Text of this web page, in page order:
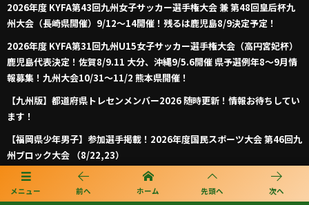
メニュー 前へ ホーム 先頭へ 次へ
2026年度 KYFA第43回九州女子サッカー選手権大会 兼 第48回皇后杯九
州大会（長崎県開催）9/12～14開催！残るは鹿児島8/9決定予定！
2026年度 KYFA第31回九州U15女子サッカー選手権大会（高円宮妃杯）
鹿児島代表決定！佐賀8/9.11 大分、沖縄9/5.6開催 県予選例年8～9月情
報募集！九州大会10/31～11/2 熊本県開催！
【九州版】都道府県トレセンメンバー2026 随時更新！情報お待ちしてい
ます！
【福岡県少年男子】参加選手掲載！2026年度国民スポーツ大会 第46回九
州ブロック大会 （8/22,23）